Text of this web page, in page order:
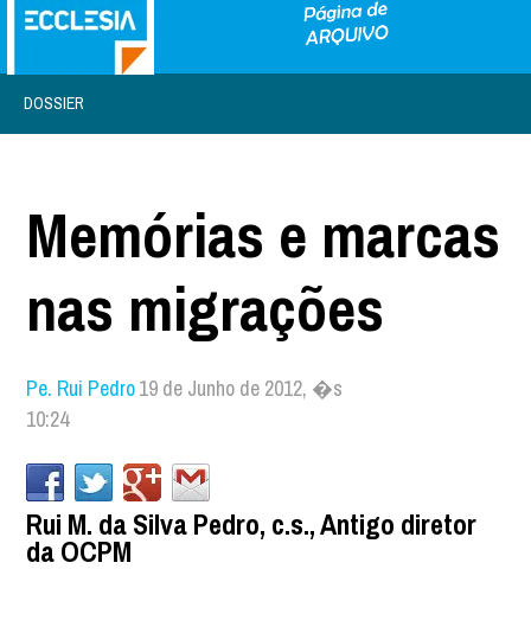
DOSSIER
Memórias e marcas
nas migrações
Pe. Rui Pedro19 de Junho de 2012, �s
10:24
Rui M. da Silva Pedro, c.s., Antigo diretor
da OCPM